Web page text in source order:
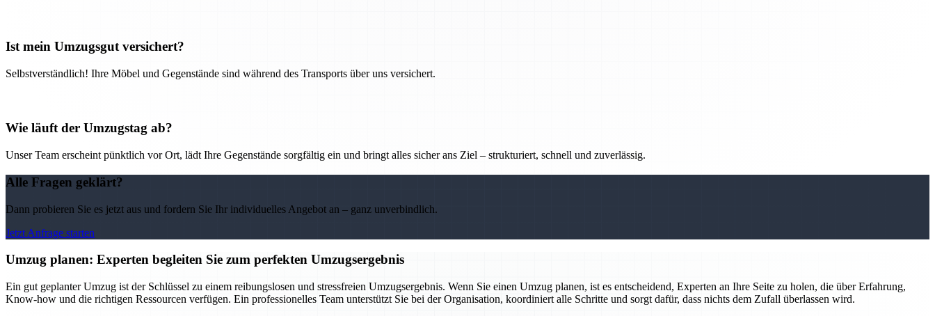
Ist mein Umzugsgut versichert?
Selbstverständlich! Ihre Möbel und Gegenstände sind während des Transports über uns versichert.
Wie läuft der Umzugstag ab?
Unser Team erscheint pünktlich vor Ort, lädt Ihre Gegenstände sorgfältig ein und bringt alles sicher ans Ziel – strukturiert, schnell und zuverlässig.
Alle Fragen geklärt?
Dann probieren Sie es jetzt aus und fordern Sie Ihr individuelles Angebot an – ganz unverbindlich.
Jetzt Anfrage starten
Umzug planen: Experten begleiten Sie zum perfekten Umzugsergebnis
Ein gut geplanter Umzug ist der Schlüssel zu einem reibungslosen und stressfreien Umzugsergebnis. Wenn Sie einen Umzug planen, ist es entscheidend, Experten an Ihre Seite zu holen, die über Erfahrung,
Know-how und die richtigen Ressourcen verfügen. Ein professionelles Team unterstützt Sie bei der Organisation, koordiniert alle Schritte und sorgt dafür, dass nichts dem Zufall überlassen wird.